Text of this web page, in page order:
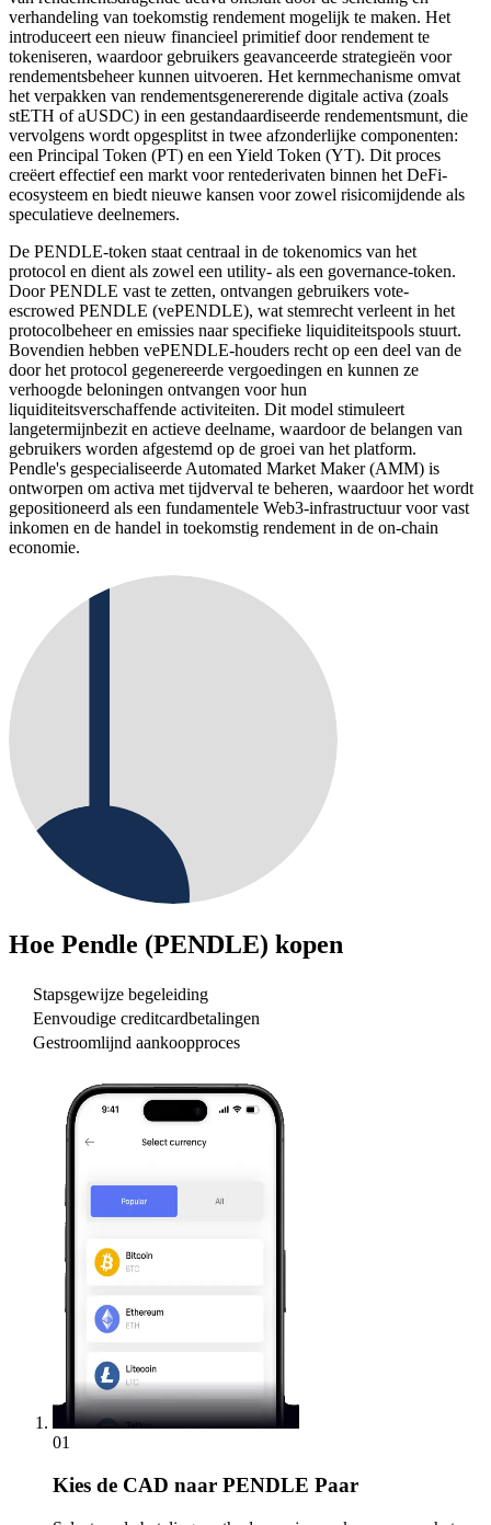
verhandeling van toekomstig rendement mogelijk te maken. Het
introduceert een nieuw financieel primitief door rendement te
tokeniseren, waardoor gebruikers geavanceerde strategieën voor
rendementsbeheer kunnen uitvoeren. Het kernmechanisme omvat
het verpakken van rendementsgenererende digitale activa (zoals
stETH of aUSDC) in een gestandaardiseerde rendementsmunt, die
vervolgens wordt opgesplitst in twee afzonderlijke componenten:
een Principal Token (PT) en een Yield Token (YT). Dit proces
creëert effectief een markt voor rentederivaten binnen het DeFi-
ecosysteem en biedt nieuwe kansen voor zowel risicomijdende als
speculatieve deelnemers.
De PENDLE-token staat centraal in de tokenomics van het
protocol en dient als zowel een utility- als een governance-token.
Door PENDLE vast te zetten, ontvangen gebruikers vote-
escrowed PENDLE (vePENDLE), wat stemrecht verleent in het
protocolbeheer en emissies naar specifieke liquiditeitspools stuurt.
Bovendien hebben vePENDLE-houders recht op een deel van de
door het protocol gegenereerde vergoedingen en kunnen ze
verhoogde beloningen ontvangen voor hun
liquiditeitsverschaffende activiteiten. Dit model stimuleert
langetermijnbezit en actieve deelname, waardoor de belangen van
gebruikers worden afgestemd op de groei van het platform.
Pendle's gespecialiseerde Automated Market Maker (AMM) is
ontworpen om activa met tijdverval te beheren, waardoor het wordt
gepositioneerd als een fundamentele Web3-infrastructuur voor vast
inkomen en de handel in toekomstig rendement in de on-chain
economie.
Hoe Pendle (PENDLE) kopen
Stapsgewijze begeleiding
Eenvoudige creditcardbetalingen
Gestroomlijnd aankoopproces
01
Kies de CAD naar PENDLE Paar